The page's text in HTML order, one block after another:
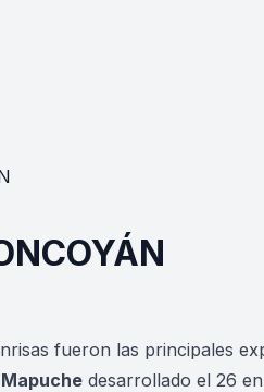
fueron las principales
desarrollado el 26